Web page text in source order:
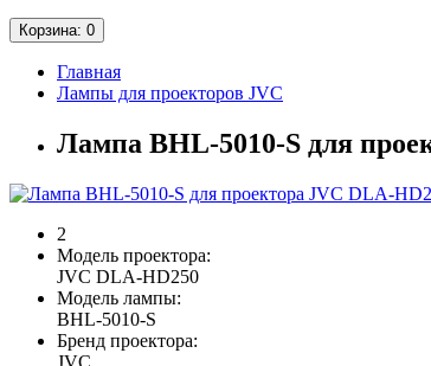
Корзина: 0
Главная
Лампы для проекторов JVC
Лампа BHL-5010-S для
2
Модель проектора:
JVC DLA-HD250
Модель лампы:
BHL-5010-S
Бренд проектора:
JVC